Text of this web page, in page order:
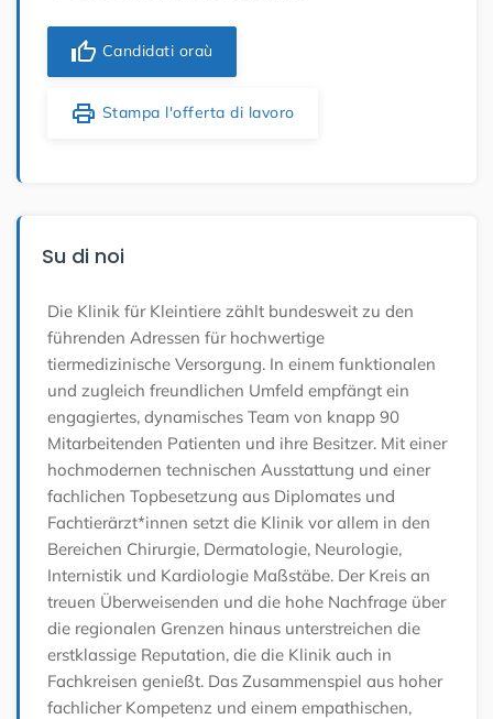
thumb_up Candidati oraù
print Stampa l'offerta di lavoro
Su di noi
Die Klinik für Kleintiere zählt bundesweit zu den
führenden Adressen für hochwertige
tiermedizinische Versorgung. In einem funktionalen
und zugleich freundlichen Umfeld empfängt ein
engagiertes, dynamisches Team von knapp 90
Mitarbeitenden Patienten und ihre Besitzer. Mit einer
hochmodernen technischen Ausstattung und einer
fachlichen Topbesetzung aus Diplomates und
Fachtierärzt*innen setzt die Klinik vor allem in den
Bereichen Chirurgie, Dermatologie, Neurologie,
Internistik und Kardiologie Maßstäbe. Der Kreis an
treuen Überweisenden und die hohe Nachfrage über
die regionalen Grenzen hinaus unterstreichen die
erstklassige Reputation, die die Klinik auch in
Fachkreisen genießt. Das Zusammenspiel aus hoher
fachlicher Kompetenz und einem empathischen,